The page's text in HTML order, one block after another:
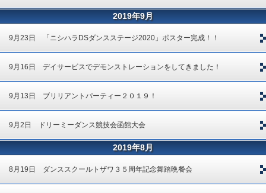
2019年9月
9月23日 「ニシハラDSダンスステージ2020」ポスター完成！！
9月16日 デイサービスでデモンストレーションをしてきました！
9月13日 ブリリアントパーティー２０１９！
9月2日 ドリーミーダンス競技会函館大会
2019年8月
8月19日 ダンススクールトザワ３５周年記念舞踏晩餐会